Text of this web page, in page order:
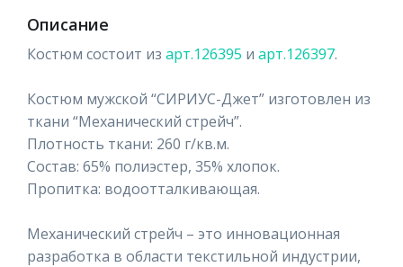
Описание
Костюм состоит из арт.126395 и арт.126397.
Костюм мужской “СИРИУС-Джет” изготовлен из
ткани “Механический стрейч”.
Плотность ткани: 260 г/кв.м.
Состав: 65% полиэстер, 35% хлопок.
Пропитка: водоотталкивающая.
Механический стрейч – это инновационная
разработка в области текстильной индустрии,